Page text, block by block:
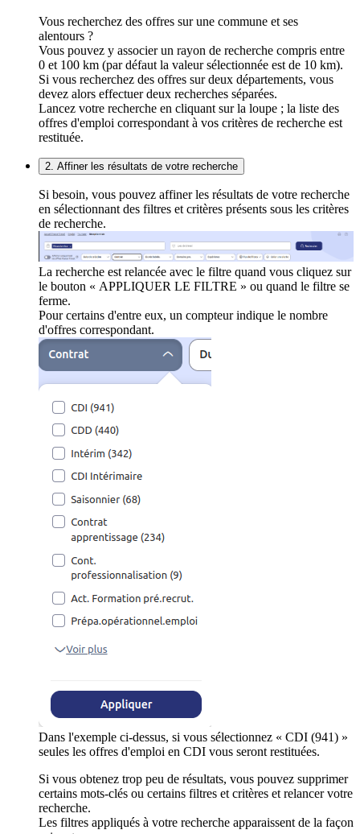
Vous recherchez des offres sur une commune et ses
alentours ?
Vous pouvez y associer un rayon de recherche compris entre
0 et 100 km (par défaut la valeur sélectionnée est de 10 km).
Si vous recherchez des offres sur deux départements, vous
devez alors effectuer deux recherches séparées.
Lancez votre recherche en cliquant sur la loupe ; la liste des
offres d'emploi correspondant à vos critères de recherche est
restituée.
2. Affiner les résultats de votre recherche
Si besoin, vous pouvez affiner les résultats de votre recherche
en sélectionnant des filtres et critères présents sous les critères
de recherche.
La recherche est relancée avec le filtre quand vous cliquez sur
le bouton « APPLIQUER LE FILTRE » ou quand le filtre se
ferme.
Pour certains d'entre eux, un compteur indique le nombre
d'offres correspondant.
Dans l'exemple ci-dessus, si vous sélectionnez « CDI (941) »
seules les offres d'emploi en CDI vous seront restituées.
Si vous obtenez trop peu de résultats, vous pouvez supprimer
certains mots-clés ou certains filtres et critères et relancer votre
recherche.
Les filtres appliqués à votre recherche apparaissent de la façon